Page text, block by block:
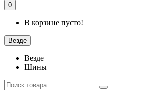
0
В корзине пусто!
Везде
Везде
Шины